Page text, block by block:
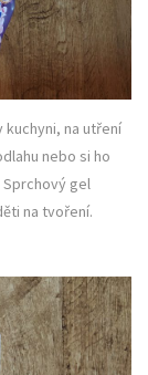
kuchyni, na utření
nebo si ho
gel
na tvoření.